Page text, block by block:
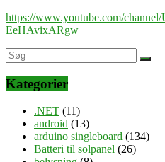
https://www.youtube.com/
EeHAvixARgw
Kategorier
.NET (11)
android (13)
arduino singleboard (134)
Batteri til solpanel (26)